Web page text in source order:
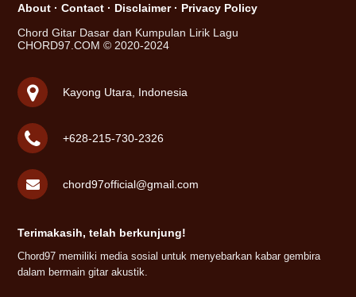
About · Contact · Disclaimer· Privacy Policy
Chord Gitar Dasar dan Kumpulan Lirik Lagu
CHORD97.COM © 2020-2024
Kayong Utara, Indonesia
+628-215-730-2326
chord97official@gmail.com
Terimakasih, telah berkunjung!
Chord97 memiliki media sosial untuk menyebarkan kabar gembira
dalam bermain gitar akustik.